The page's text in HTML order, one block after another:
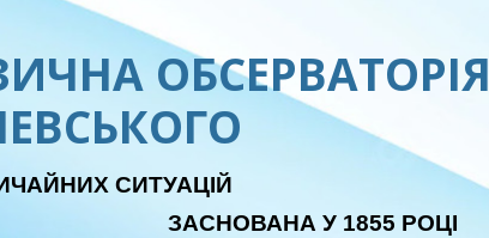
ОБСЕРВАТОРІЯ
СИТУАЦІЙ
ЗАСНОВАНА У 1855 РОЦІ